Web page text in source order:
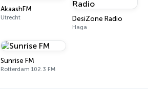
AkaashFM
Utrecht DesiZone Radio
Haga
Sunrise FM
Rotterdam 102.3 FM